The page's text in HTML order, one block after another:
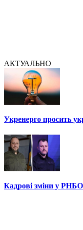
АКТУАЛЬНО
Укренерго просить
Кадрові зміни у РНБО